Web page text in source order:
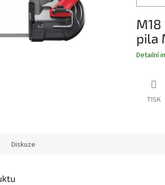
pila
Detailní
TISK
Diskuze